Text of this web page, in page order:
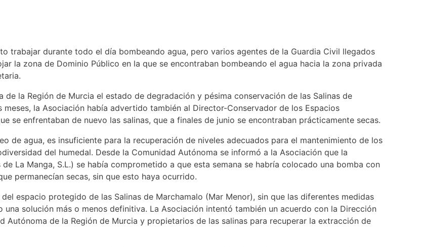
trabajar durante todo el día bombeando agua, pero varios agentes de la Guardia Civil llegados
la zona de Dominio Público en la que se encontraban bombeando el agua hacia la zona privada
la Región de Murcia el estado de degradación y pésima conservación de las Salinas de
la Asociación había advertido también al Director-Conservador de los Espacios
se enfrentaban de nuevo las salinas, que a finales de junio se encontraban prácticamente secas.
de agua, es insuficiente para la recuperación de niveles adecuados para el mantenimiento de los
del humedal. Desde la Comunidad Autónoma se informó a la Asociación que la
La Manga, S.L.) se había comprometido a que esta semana se habría colocado una bomba con
permanecían secas, sin que esto haya ocurrido.
espacio protegido de las Salinas de Marchamalo (Mar Menor), sin que las diferentes medidas
solución más o menos definitiva. La Asociación intentó también un acuerdo con la Dirección
Autónoma de la Región de Murcia y propietarios de las salinas para recuperar la extracción de